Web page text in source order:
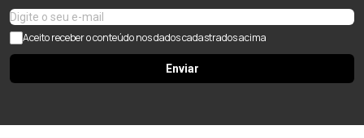
Aceito receber o conteúdo nos dados cadastrados acima
Enviar